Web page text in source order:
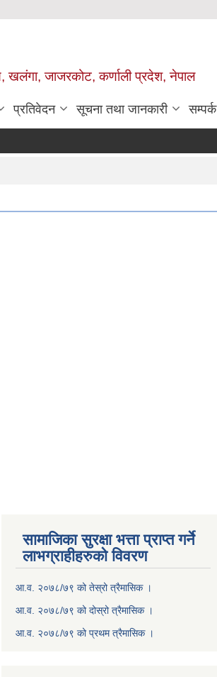
खलंगा, जाजरकोट, कर्णाली प्रदेश, नेपाल
प्रतिवेदन सूचना तथा जानकारी सम्पर्क
सामाजिका सुरक्षा भत्ता प्राप्त गर्ने
लाभग्राहीहरुको विवरण
आ.व. २०७८/७९ को तेस्रो त्रैमासिक ।
आ.व. २०७८/७९ को दोस्रो त्रैमासिक ।
आ.व. २०७८/७९ को प्रथम त्रैमासिक ।